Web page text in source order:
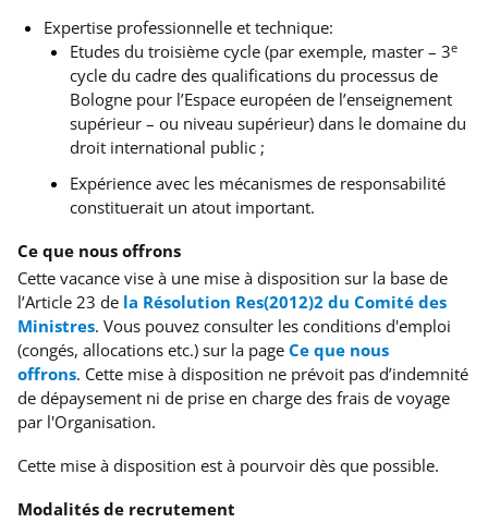
Expertise professionnelle et technique:
Etudes du troisième cycle (par exemple, master – 3e
cycle du cadre des qualifications du processus de
Bologne pour l’Espace européen de l’enseignement
supérieur – ou niveau supérieur) dans le domaine du
droit international public ;
Expérience avec les mécanismes de responsabilité
constituerait un atout important.
Ce que nous offrons
Cette vacance vise à une mise à disposition sur la base de
l’Article 23 de la Résolution Res(2012)2 du Comité des
Ministres. Vous pouvez consulter les conditions d'emploi
(congés, allocations etc.) sur la page Ce que nous
offrons. Cette mise à disposition ne prévoit pas d’indemnité
de dépaysement ni de prise en charge des frais de voyage
par l'Organisation.
Cette mise à disposition est à pourvoir dès que possible.
Modalités de recrutement